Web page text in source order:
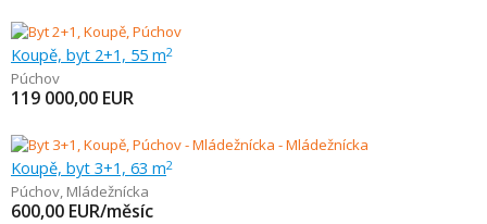
Koupě, byt 2+1, 55 m2
Púchov
119 000,00 EUR
Koupě, byt 3+1, 63 m2
Púchov, Mládežnícka
600,00 EUR/měsíc